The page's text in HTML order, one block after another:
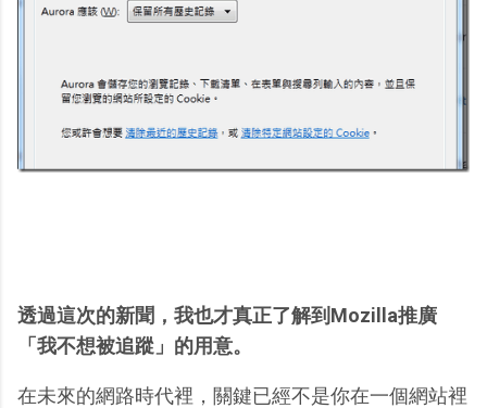
透過這次的新聞，我也才真正了解到Mozilla推廣
「我不想被追蹤」的用意。
在未來的網路時代裡，關鍵已經不是你在一個網站裡